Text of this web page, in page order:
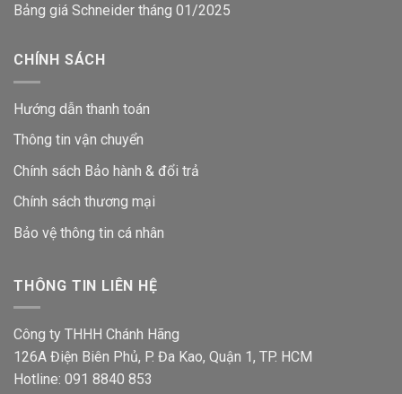
Bảng giá Schneider tháng 01/2025
CHÍNH SÁCH
Hướng dẫn thanh toán
Thông tin vận chuyển
Chính sách Bảo hành & đổi trả
Chính sách thương mại
Bảo vệ thông tin cá nhân
THÔNG TIN LIÊN HỆ
Công ty THHH Chánh Hãng
126A Điện Biên Phủ, P. Đa Kao, Quận 1, TP. HCM
Hotline: 091 8840 853